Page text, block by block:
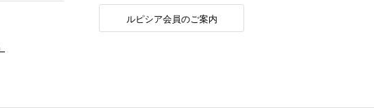
ルピシア会員のご案内